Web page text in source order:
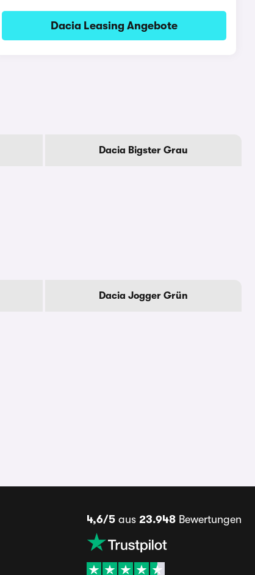
Dacia Leasing Angebote
Dacia Bigster Grau
Dacia Jogger Grün
4,6/5aus 23.948Bewertungen